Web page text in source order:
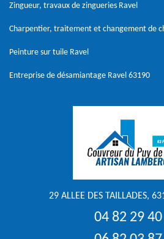
Zingueur, travaux de zingueries Ravel
Charpentier, traitement et changement de
Peinture sur tuile Ravel
Entreprise de désamiantage Ravel 63190
29 ALLEE DES TAILLADES,
04 82 29